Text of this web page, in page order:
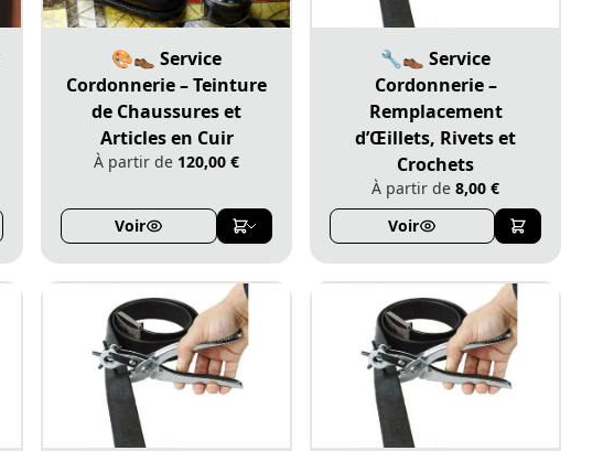
🎨👞 Service
Cordonnerie – Teinture
de Chaussures et
Articles en Cuir
À partir de 120,00 €
Voir
🔧👞 Service
Cordonnerie –
Remplacement
d’Œillets, Rivets et
Crochets
À partir de 8,00 €
Voir